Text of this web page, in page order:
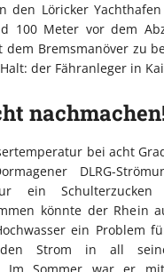
den Löricker
100 Meter vor dem
Bremsmanöver zu
der Fähranleger in
bei acht
DLRG-
ein
könnte der Rhein
ein Problem
Strom in all